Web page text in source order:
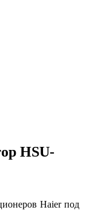
HSU-
Haier под